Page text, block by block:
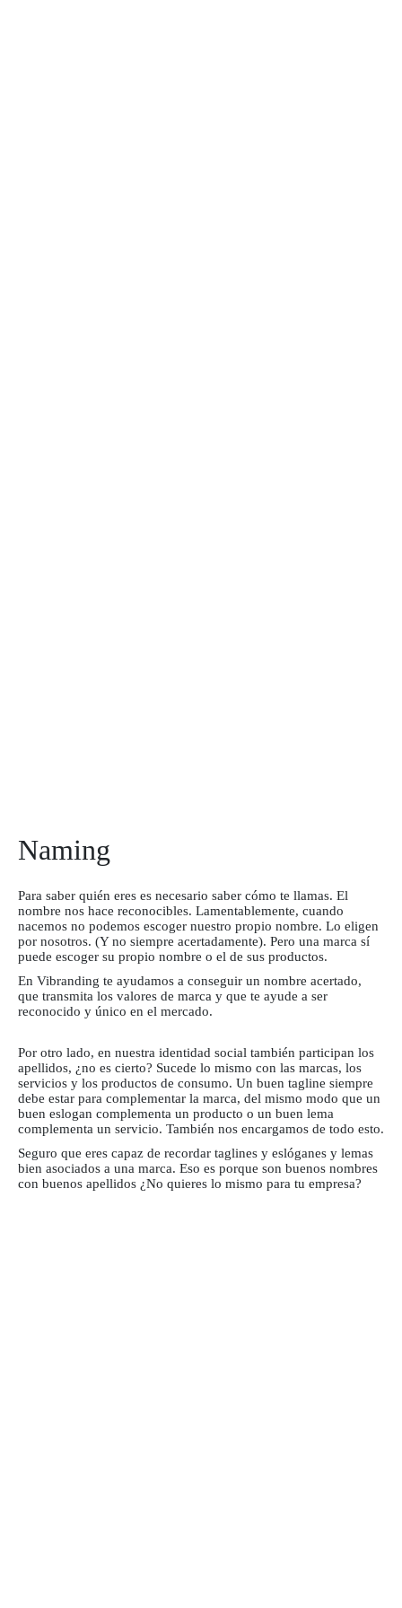
Naming
Para saber quién eres es necesario saber cómo te llamas. El
nombre nos hace reconocibles. Lamentablemente, cuando
nacemos no podemos escoger nuestro propio nombre. Lo eligen
por nosotros. (Y no siempre acertadamente). Pero una marca sí
puede escoger su propio nombre o el de sus productos.
En Vibranding te ayudamos a conseguir un nombre acertado,
que transmita los valores de marca y que te ayude a ser
reconocido y único en el mercado.
Por otro lado, en nuestra identidad social también participan los
apellidos, ¿no es cierto? Sucede lo mismo con las marcas, los
servicios y los productos de consumo. Un buen tagline siempre
debe estar para complementar la marca, del mismo modo que un
buen eslogan complementa un producto o un buen lema
complementa un servicio. También nos encargamos de todo esto.
Seguro que eres capaz de recordar taglines y eslóganes y lemas
bien asociados a una marca. Eso es porque son buenos nombres
con buenos apellidos ¿No quieres lo mismo para tu empresa?